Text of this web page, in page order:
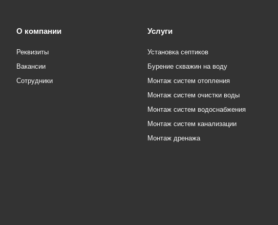
О компании
Реквизиты
Вакансии
Сотрудники
Услуги
Установка септиков
Бурение скважин на воду
Монтаж систем отопления
Монтаж систем очистки воды
Монтаж систем водоснабжения
Монтаж систем канализации
Монтаж дренажа